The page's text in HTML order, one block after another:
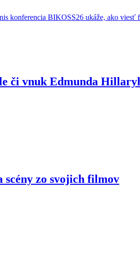
či vnuk Edmunda
zo svojich filmov